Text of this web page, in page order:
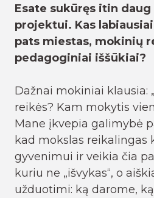
Esate sukūręs itin
projektui. Kas
pats miestas, mokinių
pedagoginiai iššūkiai?
Dažnai mokiniai klausia:
reikės? Kam mokytis
Mane įkvepia galimybė
kad mokslas reikalingas
gyvenimui ir veikia čia
kuriu ne „išvykas“, o
užduotimi: ką darome,